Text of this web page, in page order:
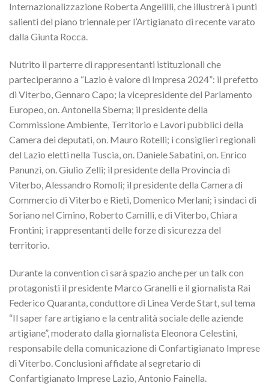
Internazionalizzazione Roberta Angelilli, che illustrerà i punti
salienti del piano triennale per l’Artigianato di recente varato
dalla Giunta Rocca.
Nutrito il parterre di rappresentanti istituzionali che
parteciperanno a “Lazio è valore di Impresa 2024”: il prefetto
di Viterbo,Gennaro Capo; la vicepresidente del Parlamento
Europeo, on.Antonella Sberna; il presidente della
Commissione Ambiente, Territorio e Lavori pubblici della
Camera dei deputati, on. Mauro Rotelli; i consiglieri regionali
del Lazio eletti nella Tuscia, on. Daniele Sabatini, on. Enrico
Panunzi, on.Giulio Zelli; il presidente della Provincia di
Viterbo,Alessandro Romoli; il presidente della Camera di
Commercio di Viterbo e Rieti, Domenico Merlani; i sindaci di
Soriano nel Cimino, Roberto Camilli, e di Viterbo,Chiara
Frontini; i rappresentanti delle forze di sicurezza del
territorio.
Durante la convention ci sarà spazio anche per un talk con
protagonisti il presidente Marco Granelli e il giornalista Rai
Federico Quaranta, conduttore di Linea Verde Start, sul tema
“Il saper fare artigiano e la centralità sociale delle aziende
artigiane”, moderato dalla giornalista Eleonora Celestini,
responsabile della comunicazione di Confartigianato Imprese
di Viterbo.Conclusioni affidate al segretario di
Confartigianato Imprese Lazio,Antonio Fainella.